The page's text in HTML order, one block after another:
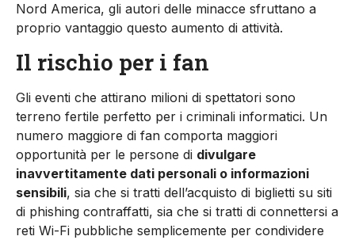
Nord America, gli autori delle minacce sfruttano a
proprio vantaggio questo aumento di attività.
Il rischio per i fan
Gli eventi che attirano milioni di spettatori sono
terreno fertile perfetto per i criminali informatici. Un
numero maggiore di fan comporta maggiori
opportunità per le persone di divulgare
inavvertitamente dati personali o informazioni
sensibili, sia che si tratti dell’acquisto di biglietti su siti
di phishing contraffatti, sia che si tratti di connettersi a
reti Wi-Fi pubbliche semplicemente per condividere